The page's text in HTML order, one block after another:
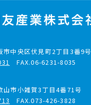
市中央区伏見町2丁目3番9号
FAX.06-6231-8035
山市小雑賀3丁目4番71号
FAX.073-426-3828